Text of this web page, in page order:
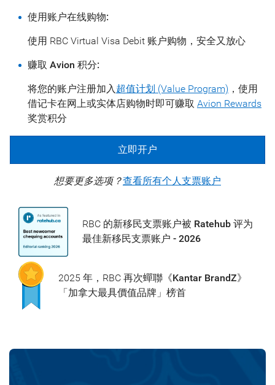
使用账户在线购物:
使用 RBC Virtual Visa Debit 账户购物，安全又放心
赚取 Avion 积分:
将您的账户注册加入 超值计划 (Value Program) ，使用
借记卡在网上或实体店购物时即可赚取 Avion Rewards
奖赏积分
立即开户
想要更多选项？查看所有个人支票账户
RBC 的新移民支票账户被 Ratehub 评为
最佳新移民支票账户 - 2026
2025 年，RBC 再次蟬聯 《Kantar BrandZ》
「加拿大最具價值品牌」榜首